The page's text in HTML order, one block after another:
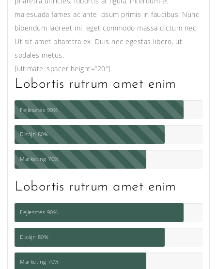
malesuada fames ac ante ipsum primis in faucibus. Nunc
bibendum laoreet mi, eget commodo massa dictum nec.
Ut sit amet pharetra ex. Duis nec egestas libero, ut
sodales metus.
[ultimate_spacer height=”20″]
Lobortis rutrum amet enim
Fejlesztés90%
Dizájn80%
Marketing70%
Lobortis rutrum amet enim
Fejlesztés 90%
Dizájn 80%
Marketing70%